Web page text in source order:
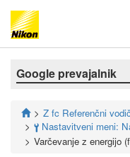
Google prevajalnik
Z fc Referenčni
B Nastavitveni meni:
Varčevanje z energijo